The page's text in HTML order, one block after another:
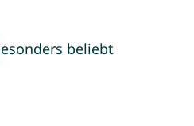
beliebt